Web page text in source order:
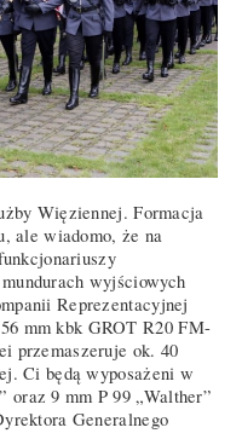
Więziennej. Formacja
ale wiadomo, że na
wyjściowych
Reprezentacyjnej
mm kbk GROT R20 FM-
przemaszeruje ok. 40
Ci będą wyposażeni w
9 mm P 99 „Walther”
Generalnego